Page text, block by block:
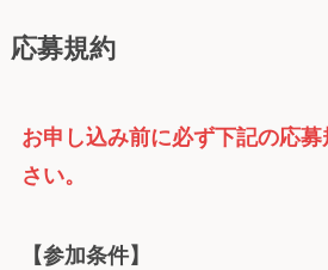
応募規約
お申し込み前に必ず下記の応
さい。
【参加条件】